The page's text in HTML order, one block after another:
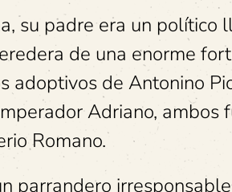
su padre era un político
de una enorme
adoptivos de Antonino
Adriano, ambos
Romano.
parrandero